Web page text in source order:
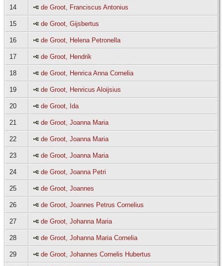
14 de Groot, Franciscus Antonius
15 de Groot, Gijsbertus
16 de Groot, Helena Petronella
17 de Groot, Hendrik
18 de Groot, Henrica Anna Cornelia
19 de Groot, Henricus Aloijsius
20 de Groot, Ida
21 de Groot, Joanna Maria
22 de Groot, Joanna Maria
23 de Groot, Joanna Maria
24 de Groot, Joanna Petri
25 de Groot, Joannes
26 de Groot, Joannes Petrus Cornelius
27 de Groot, Johanna Maria
28 de Groot, Johanna Maria Cornelia
29 de Groot, Johannes Cornelis Hubertus